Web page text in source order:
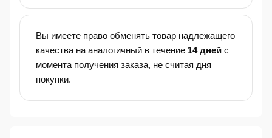
Вы имеете право обменять товар надлежащего
качества на аналогичный в течение 14 дней с
момента получения заказа, не считая дня
покупки.